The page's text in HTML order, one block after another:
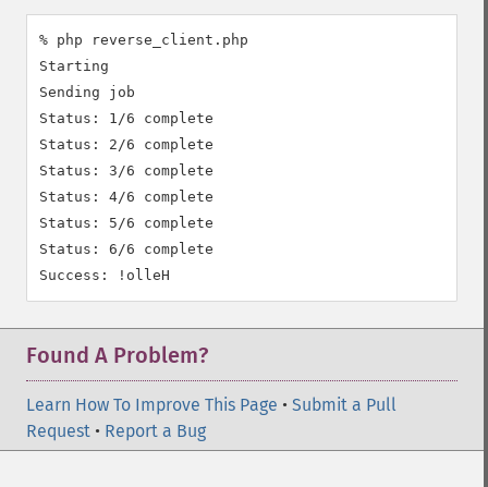
% php reverse_client.php
Starting
Sending job
Status: 1/6 complete
Status: 2/6 complete
Status: 3/6 complete
Status: 4/6 complete
Status: 5/6 complete
Status: 6/6 complete
Found A Problem?
Learn How To Improve This Page • Submit a Pull
Request • Report a Bug